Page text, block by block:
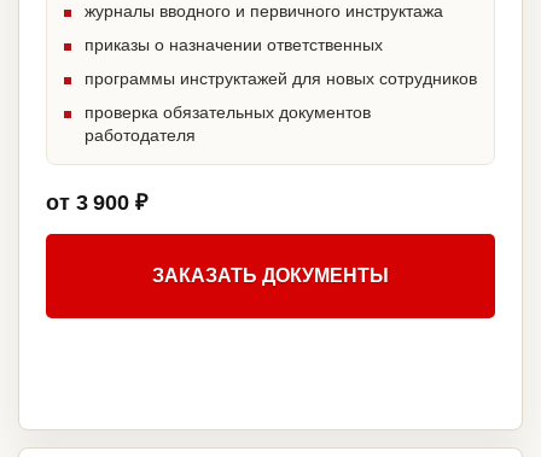
журналы вводного и первичного инструктажа
приказы о назначении ответственных
программы инструктажей для новых сотрудников
проверка обязательных документов
работодателя
от 3 900 ₽
ЗАКАЗАТЬ ДОКУМЕНТЫ